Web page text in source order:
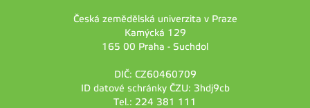
Česká zemědělská univerzita v Praze
Kamýcká 129
165 00 Praha - Suchdol
DIČ: CZ60460709
ID datové schránky ČZU: 3hdj9cb
Tel.: 224 381 111